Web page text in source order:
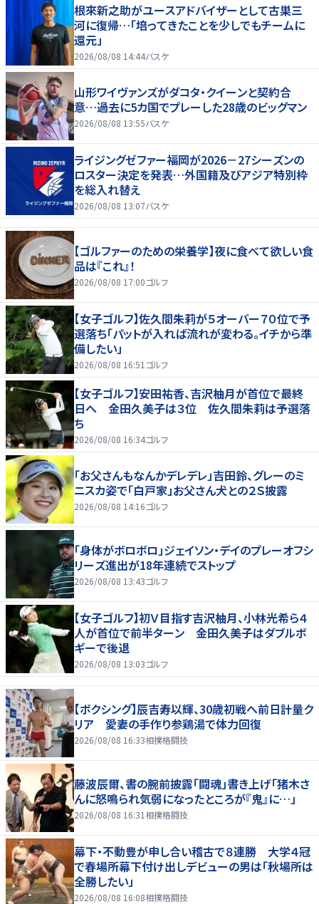
根來新之助がユースアドバイザーとして古巣三
河に復帰…「培ってきたことを少しでもチームに
還元」
2026/08/08 14:44バスケ
山形ワイヴァンズがダコタ・クイーンと契約合
意…過去に5カ国でプレーした28歳のビッグマン
2026/08/08 13:55バスケ
ライジングゼファー福岡が2026－27シーズンの
ロスター決定を発表…外国籍及びアジア特別枠
を総入れ替え
2026/08/08 13:07バスケ
【ゴルファーのための栄養学】夜に食べて欲しい食
品は『これ』！
2026/08/08 17:00ゴルフ
【女子ゴルフ】佐久間朱莉が５オーバー７０位で予
選落ち「パットが入れば流れが変わる。イチから準
備したい」
2026/08/08 16:51 ゴルフ
【女子ゴルフ】安田祐香、吉沢柚月が首位で最終
日へ 金田久美子は３位 佐久間朱莉は予選落
ち
2026/08/08 16:34ゴルフ
「お父さんもなんかデレデレ」吉田鈴、グレーのミ
ニスカ姿で「白戸家」お父さん犬との２Ｓ披露
2026/08/08 14:16ゴルフ
「身体がボロボロ」ジェイソン・デイのプレーオフシ
リーズ進出が18年連続でストップ
2026/08/08 13:43ゴルフ
【女子ゴルフ】初Ｖ目指す吉沢柚月、小林光希ら４
人が首位で前半ターン 金田久美子はダブルボ
ギーで後退
2026/08/08 13:03ゴルフ
【ボクシング】辰吉寿以輝、30歳初戦へ前日計量ク
リア 愛妻の手作り参鶏湯で体力回復
2026/08/08 16:33相撲格闘技
藤波辰爾、書の腕前披露「闘魂」書き上げ「猪木さ
んに怒鳴られ気弱になったところが『鬼』に…」
2026/08/08 16:31 相撲格闘技
幕下・不動豊が申し合い稽古で８連勝 大学４冠
で春場所幕下付け出しデビューの男は「秋場所は
全勝したい」
2026/08/08 16:08相撲格闘技